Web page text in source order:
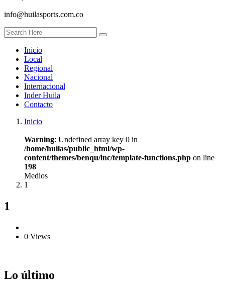
info@huilasports.com.co
Inicio
Local
Regional
Nacional
Internacional
Inder Huila
Contacto
Inicio
Warning: Undefined array key 0 in
/home/huilas/public_html/wp-
content/themes/benqu/inc/template-functions.php on line
198
Medios
1
1
0 Views
Lo último